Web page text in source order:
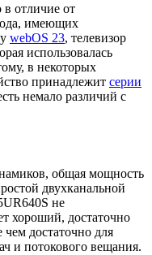
отличие от
имеющих
webOS 23, телевизор
использовалась
в некоторых
принадлежит серии
немало различий с
общая мощность
двухканальной
не
хороший, достаточно
достаточно для
и потокового вещания.